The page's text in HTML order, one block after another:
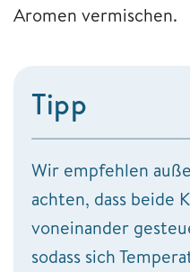
Aromen vermischen.
Tipp
Wir empfehlen
achten, dass beide
voneinander
sodass sich